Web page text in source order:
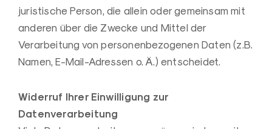
juristische Person, die allein oder gemeinsam mit
anderen über die Zwecke und Mittel der
Verarbeitung von personenbezogenen Daten (z.B.
Namen, E-Mail-Adressen o. Ä.) entscheidet.
Widerruf Ihrer Einwilligung zur
Datenverarbeitung